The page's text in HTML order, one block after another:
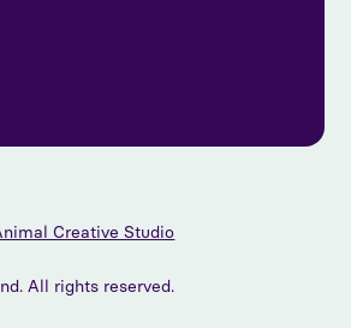
All rights reserved.
Creative Studio